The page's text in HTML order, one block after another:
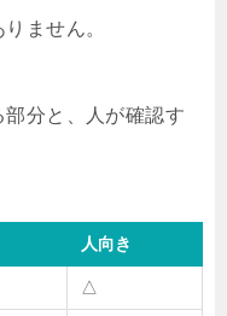
ません。
分と、人が確認す
人向き
△